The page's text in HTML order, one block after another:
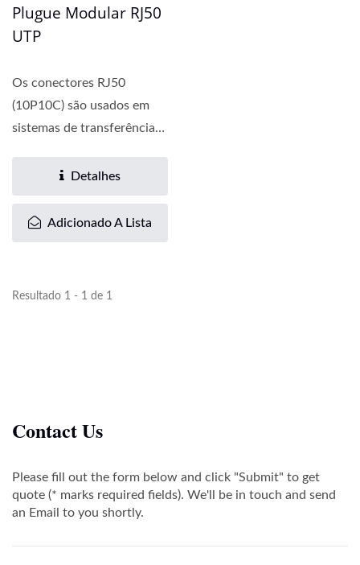
Plugue Modular RJ50
UTP
Os conectores RJ50
(10P10C) são usados em
sistemas de transferência
Detalhes
Adicionado A Lista
Resultado 1 - 1 de 1